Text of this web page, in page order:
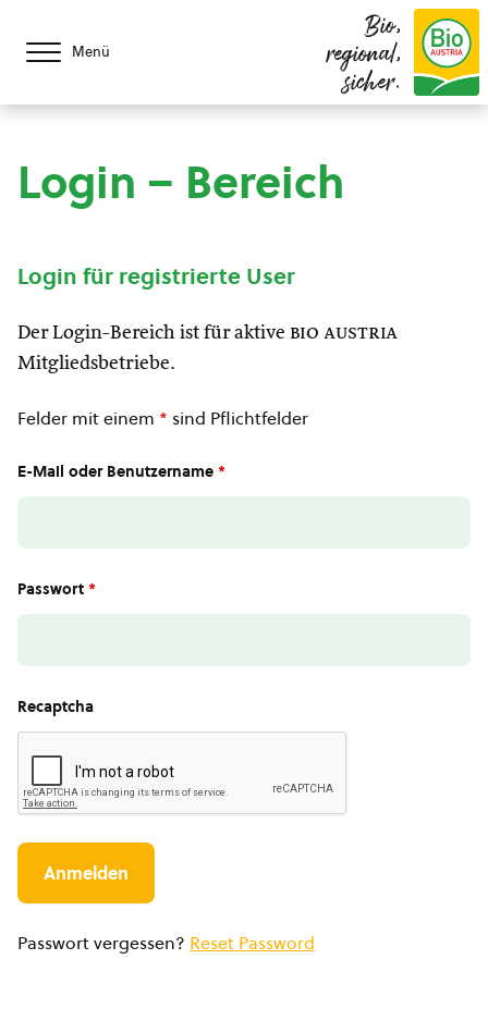
Menü
Bio,
regional,
sicher.
Login – Bereich
Login für registrierte User
Der Login-Bereich ist für aktive bio austria
Mitgliedsbetriebe.
Felder mit einem * sind Pflichtfelder
E-Mail oder Benutzername *
Passwort *
Recaptcha
Passwort vergessen? Reset Password